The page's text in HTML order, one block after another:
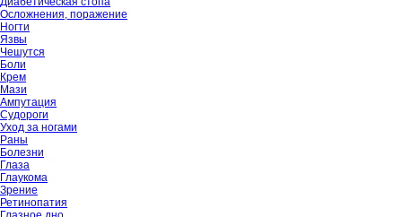
Осложнения, поражение
Ногти
Язвы
Чешутся
Боли
Крем
Мази
Ампутация
Судороги
Уход за ногами
Раны
Болезни
Глаза
Глаукома
Зрение
Ретинопатия